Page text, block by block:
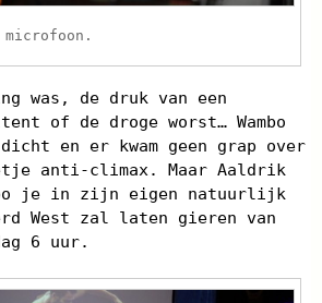
microfoon.
was, de druk van een
of de droge worst… Wambo
en er kwam geen grap over
anti-climax. Maar Aaldrik
je in zijn eigen natuurlijk
West zal laten gieren van
6 uur.